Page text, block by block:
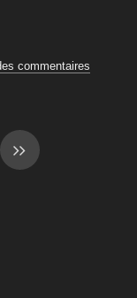
commentaires